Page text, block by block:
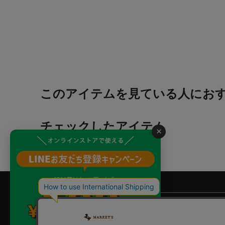
×
このアイテムを見ている人にお
チェックしたアイテム